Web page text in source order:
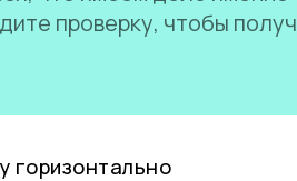
проверку, чтобы
горизонтально